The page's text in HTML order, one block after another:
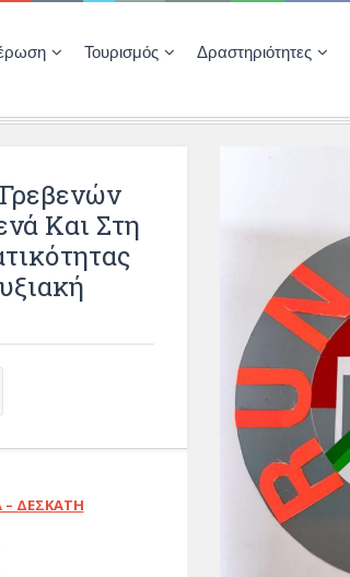
Τουρισμός Δραστηριότητες
Και Στη
ΔΕΣΚΑΤΗ